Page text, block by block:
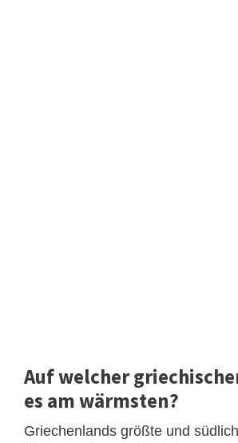
Auf welcher
es am wärmsten?
Griechenlands größte und